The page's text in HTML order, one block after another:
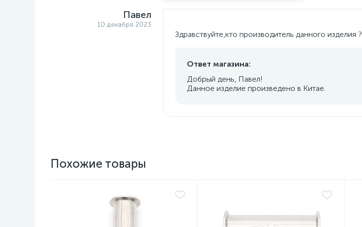
Павел
10 декабря 2023
Здравствуйте,кто производитель данного изделия ?
Ответ магазина:
Добрый день, Павел!
Данное изделие произведено в Китае.
Похожие товары